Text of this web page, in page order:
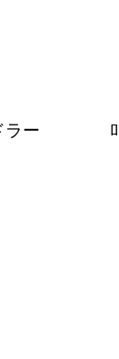
ﾛ
ﾛ
ラー       ﾛ
ﾛ
ﾛ
ﾛ